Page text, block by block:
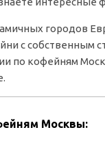
городов
с собственным
по кофейням
Москвы: